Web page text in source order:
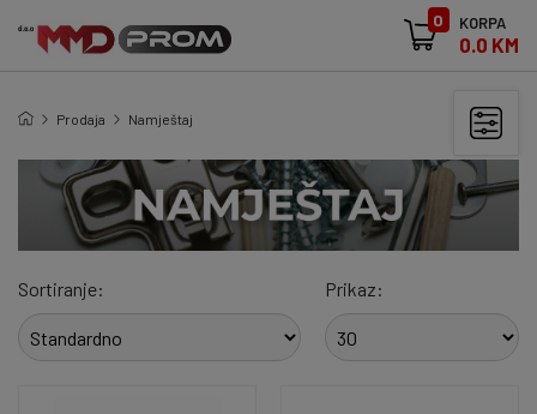
0 KORPA
0.0 KM
Prodaja Namještaj
Sortiranje: Prikaz: